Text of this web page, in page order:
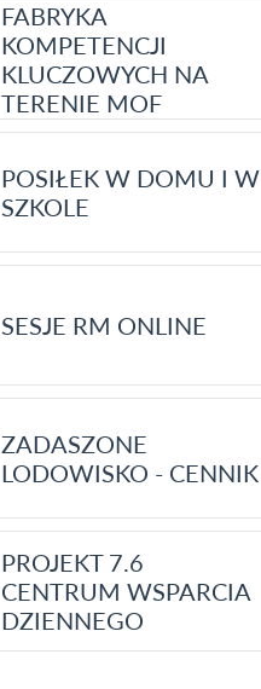
FABRYKA
KOMPETENCJI
KLUCZOWYCH NA
TERENIE MOF
POSIŁEK W DOMU I W
SZKOLE
SESJE RM ONLINE
ZADASZONE
LODOWISKO - CENNIK
PROJEKT 7.6
CENTRUM WSPARCIA
DZIENNEGO